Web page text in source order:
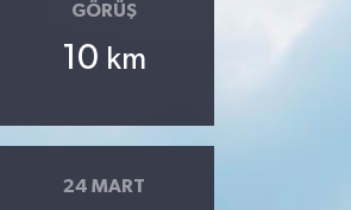
GÖRÜŞ
10 km
24 MART